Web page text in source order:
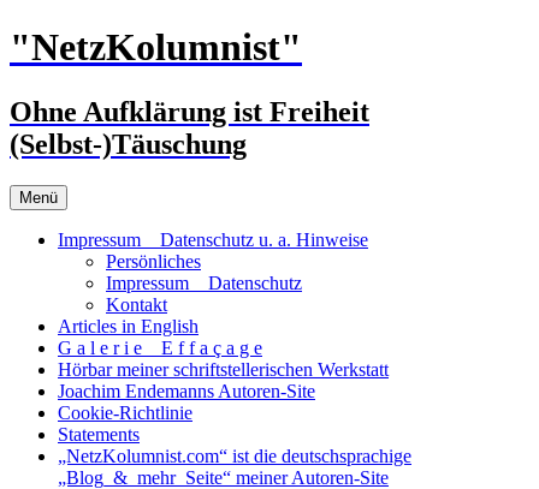
Zum
Inhalt
"NetzKolumnist"
Ohne Aufklärung ist Freiheit
(Selbst-)Täuschung
Menü
Impressum _ Datenschutz u. a. Hinweise
Persönliches
Impressum _ Datenschutz
Kontakt
Articles in English
G a l e r i e _ E f f a ç a g e
Hörbar meiner schriftstellerischen Werkstatt
Joachim Endemanns Autoren-Site
Cookie-Richtlinie
Statements
„NetzKolumnist.com“ ist die deutschsprachige
„Blog_&_mehr_Seite“ meiner Autoren-Site